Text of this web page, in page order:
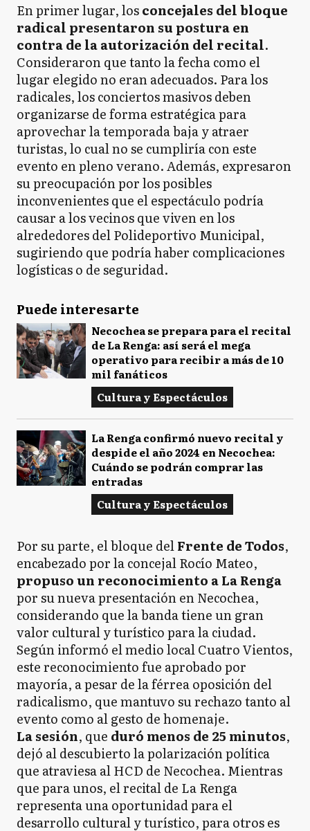
En primer lugar, losconcejales del bloque
radical presentaron su postura en
contra de la autorización del recital.
Consideraron que tanto la fecha como el
lugar elegido no eran adecuados. Para los
radicales, los conciertos masivos deben
organizarse de forma estratégica para
aprovechar la temporada baja y atraer
turistas, lo cual no se cumpliría con este
evento en pleno verano. Además, expresaron
su preocupación por los posibles
inconvenientes que el espectáculo podría
causar a los vecinos que viven en los
alrededores del Polideportivo Municipal,
sugiriendo que podría haber complicaciones
logísticas o de seguridad.
Puede interesarte
Necochea se prepara para el recital
de La Renga: así será el mega
operativo para recibir a más de 10
mil fanáticos
Cultura y Espectáculos
La Renga confirmó nuevo recital y
despide el año 2024 en Necochea:
Cuándo se podrán comprar las
entradas
Cultura y Espectáculos
Por su parte, el bloque delFrente de Todos,
encabezado por la concejal Rocío Mateo,
propuso un reconocimiento a La Renga
por su nueva presentación en Necochea,
considerando que la banda tiene un gran
valor cultural y turístico para la ciudad.
Según informó el medio local Cuatro Vientos,
este reconocimiento fue aprobado por
mayoría, a pesar de la férrea oposición del
radicalismo, que mantuvo su rechazo tanto al
evento como al gesto de homenaje.
La sesión, que duró menos de 25 minutos,
dejó al descubierto la polarización política
que atraviesa al HCD de Necochea. Mientras
que para unos, el recital de La Renga
representa una oportunidad para el
desarrollo cultural y turístico, para otros es